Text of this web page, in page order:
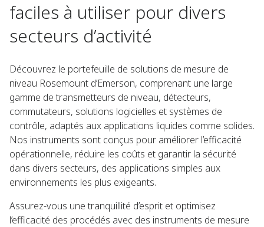
faciles à utiliser pour divers
secteurs d’activité​
Découvrez le portefeuille de solutions de mesure de
niveau Rosemount d’Emerson, comprenant une large
gamme de transmetteurs de niveau, détecteurs,
commutateurs, solutions logicielles et systèmes de
contrôle, adaptés aux applications liquides comme solides.
Nos instruments sont conçus pour améliorer l’efficacité
opérationnelle, réduire les coûts et garantir la sécurité
dans divers secteurs, des applications simples aux
environnements les plus exigeants.​
​Assurez-vous une tranquillité d’esprit et optimisez
l’efficacité des procédés avec des instruments de mesure